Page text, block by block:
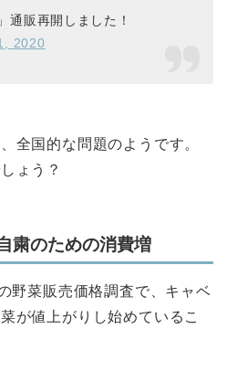
販再開しました！
2020
全国的な問題のようです。
ょう？
粛のための消費増
野菜販売価格調査で、キャベ
が値上がりし始めているこ